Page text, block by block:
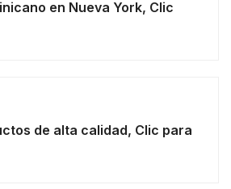
en Nueva York, Clic
de alta calidad, Clic para